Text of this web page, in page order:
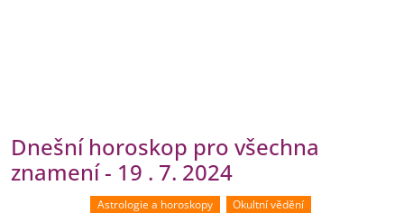
Dnešní horoskop pro všechna
znamení - 19 . 7. 2024
Astrologie a horoskopy Okultní vědění